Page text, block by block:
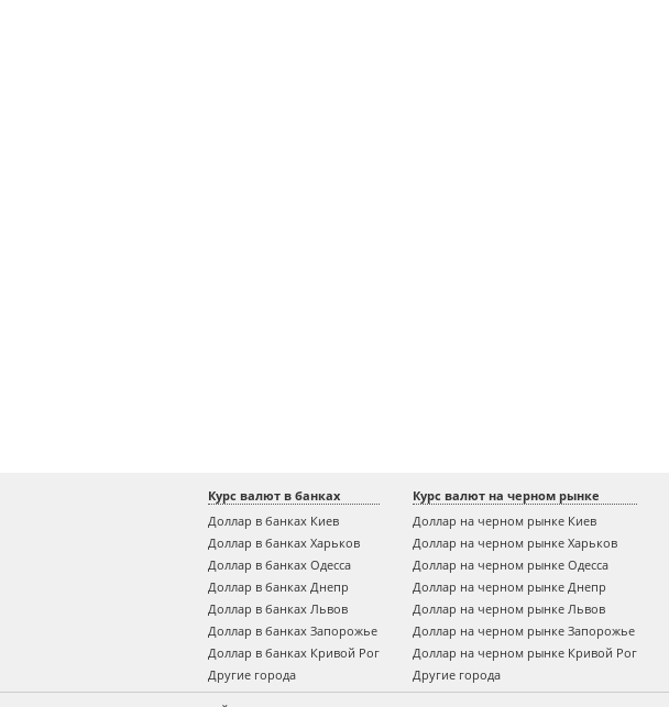
Курс валют в банках
Доллар в банках Киев
Доллар в банках Харьков
Доллар в банках Одесса
Доллар в банках Днепр
Доллар в банках Львов
Доллар в банках Запорожье
Доллар в банках Кривой Рог
Другие города
Курс валют на черном рынке
Доллар на черном рынке Киев
Доллар на черном рынке Харьков
Доллар на черном рынке Одесса
Доллар на черном рынке Днепр
Доллар на черном рынке Львов
Доллар на черном рынке Запорожье
Доллар на черном рынке Кривой Рог
Другие города